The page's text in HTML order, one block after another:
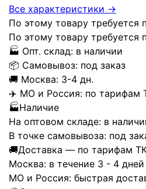
Все характеристики →
По этому товару требуется
По этому товару требуется
🏭 Опт. склад: в наличии
📦 Самовывоз: под заказ
🚚 Москва: 3-4 дн.
✈️ МО и Россия: по тарифам
🏭Наличие
На оптовом складе: в
В точке самовывоза: под
🚚Доставка — по тарифам
Москва: в течение 3 - 4 дней
МО и Россия: быстрая